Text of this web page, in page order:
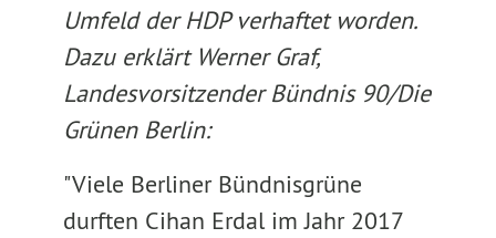
Umfeld der HDP verhaftet worden.
Dazu erklärt Werner Graf,
Landesvorsitzender Bündnis 90/Die
Grünen Berlin:
"Viele Berliner Bündnisgrüne
durften Cihan Erdal im Jahr 2017